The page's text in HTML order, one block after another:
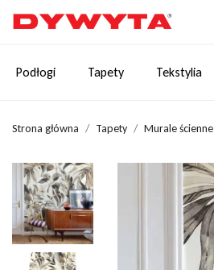
Podłogi Tapety Tekstylia
Strona główna Tapety Murale ścienne